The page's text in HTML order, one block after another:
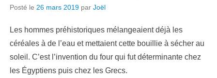
Posté le 26 mars 2019 par Joël
Les hommes préhistoriques mélangeaient déjà les
céréales à de l’eau et mettaient cette bouillie à sécher au
soleil. C’est l’invention du four qui fut déterminante chez
les Égyptiens puis chez les Grecs.